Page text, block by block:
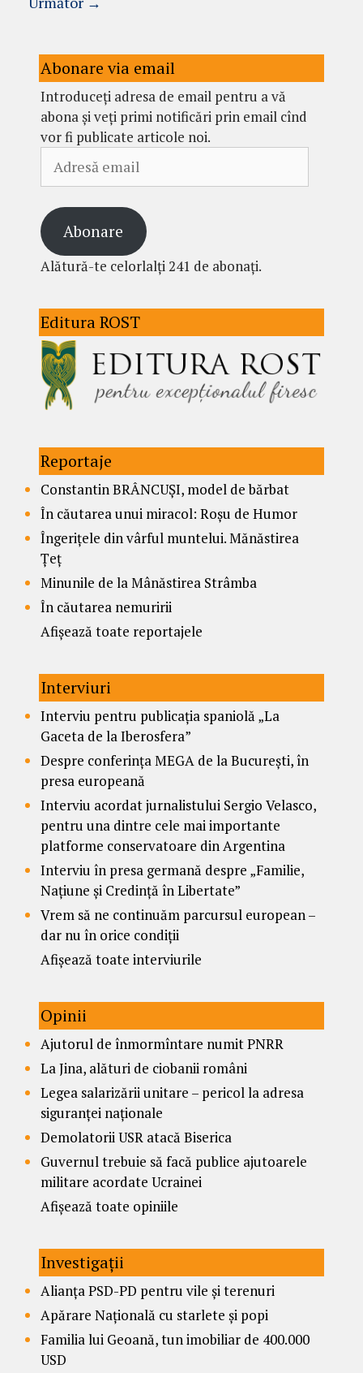
Abonare via email
Introduceți adresa de email pentru a vă
abona și veți primi notificări prin email cînd
vor fi publicate articole noi.
email
Abonare
Alătură-te celorlalți 241 de abonați.
Editura ROST
Reportaje
Constantin BRÂNCUȘI, model de bărbat
În căutarea unui miracol: Roșu de Humor
Îngerițele din vârful muntelui. Mănăstirea
Țeț
Minunile de la Mânăstirea Strâmba
În căutarea nemuririi
Afișează toate reportajele
Interviuri
Interviu pentru publicația spaniolă „La
Gaceta de la Iberosfera”
Despre conferința MEGA de la București, în
presa europeană
Interviu acordat jurnalistului Sergio Velasco,
pentru una dintre cele mai importante
platforme conservatoare din Argentina
Interviu în presa germană despre „Familie,
Națiune și Credință în Libertate”
Vrem să ne continuăm parcursul european –
dar nu în orice condiții
Afișează toate interviurile
Opinii
Ajutorul de înmormîntare numit PNRR
La Jina, alături de ciobanii români
Legea salarizării unitare – pericol la adresa
siguranței naționale
Demolatorii USR atacă Biserica
Guvernul trebuie să facă publice ajutoarele
militare acordate Ucrainei
Afișează toate opiniile
Investigații
Alianța PSD-PD pentru vile și terenuri
Apărare Națională cu starlete și popi
Familia lui Geoană, tun imobiliar de 400.000
USD